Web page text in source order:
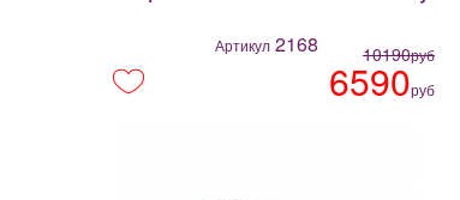
Артикул 2168 10190руб
6590руб